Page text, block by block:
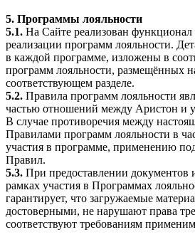
5. Программы лояльности
5.1. На Сайте реализован функционал
реализации программ лояльности.
в каждой программе, изложены в
программ лояльности, размещённых
соответствующем разделе.
5.2. Правила программ лояльности
частью отношений между Аристон и
В случае противоречия между
Правилами программ лояльности в
участия в программе, применению
Правил.
5.3. При предоставлении
рамках участия в Программах
гарантирует, что загружаемые
достоверными, не нарушают права
соответствуют требованиям